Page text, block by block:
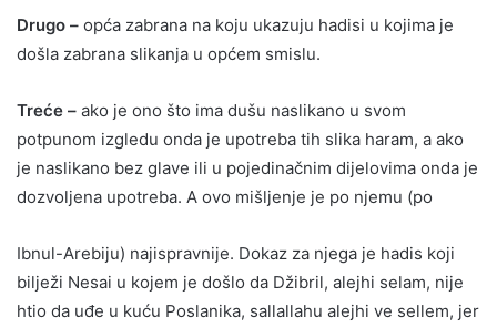
Drugo – opća zabrana na koju ukazuju hadisi u kojima je
došla zabrana slikanja u općem smislu.
Treće – ako je ono što ima dušu naslikano u svom
potpunom izgledu onda je upotreba tih slika haram, a ako
je naslikano bez glave ili u pojedinačnim dijelovima onda je
dozvoljena upotreba. A ovo mišljenje je po njemu (po
Ibnul-Arebiju) najispravnije. Dokaz za njega je hadis koji
bilježi Nesai u kojem je došlo da Džibril, alejhi selam, nije
htio da uđe u kuću Poslanika, sallallahu alejhi ve sellem, jer